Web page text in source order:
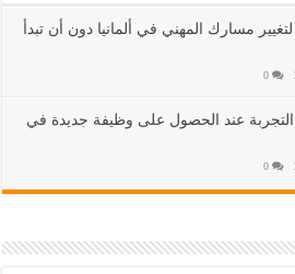
مسارك المهني في ألمانيا دون أن تبدأ
0
التجربة عند الحصول على وظيفة جديدة في
0